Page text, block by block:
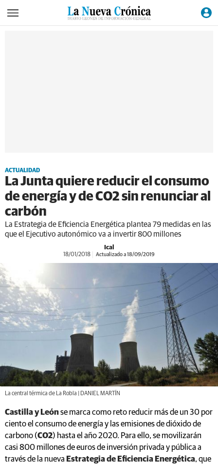
ACTUALIDAD
La Junta quiere reducir el consumo
de energía y de CO2 sin renunciar al
carbón
La Estrategia de Eficiencia Energética plantea 79 medidas en las
que el Ejecutivo autonómico va a invertir 800 millones
Ical
18/01/2018 Actualizado a 18/09/2019
La central térmica de La Robla | DANIEL MARTÍN
Castilla y Leónse marca como reto reducir más de un 30 por
ciento el consumo de energía y las emisiones de dióxido de
carbono (CO2) hasta el año 2020. Para ello, se movilizarán
casi 800 millones de euros de inversión privada y pública a
través de la nueva Estrategia de Eficiencia Energética, que